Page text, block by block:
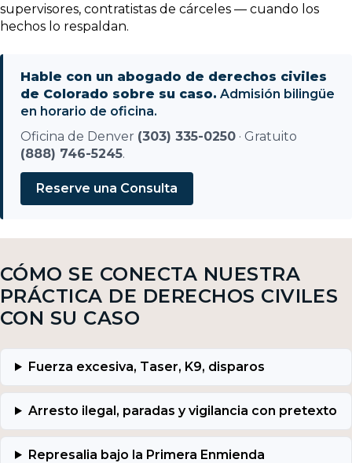
supervisores, contratistas de cárceles — cuando los
hechos lo respaldan.
Hable con un abogado de derechos civiles
de Colorado sobre su caso. Admisión bilingüe
en horario de oficina.
Oficina de Denver (303) 335-0250 · Gratuito
(888) 746-5245.
Reserve una Consulta
CÓMO SE CONECTA NUESTRA
PRÁCTICA DE DERECHOS CIVILES
CON SU CASO
Fuerza excesiva, Taser, K9, disparos
Arresto ilegal, paradas y vigilancia con pretexto
Represalia bajo la Primera Enmienda